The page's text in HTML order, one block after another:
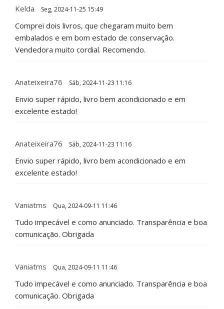
Kelda Seg, 2024-11-25 15:49
Comprei dois livros, que chegaram muito bem
embalados e em bom estado de conservação.
Vendedora muito cordial. Recomendo.
Anateixeira76 Sáb, 2024-11-23 11:16
Envio super rápido, livro bem acondicionado e em
excelente estado!
Anateixeira76 Sáb, 2024-11-23 11:16
Envio super rápido, livro bem acondicionado e em
excelente estado!
Vaniatms Qua, 2024-09-11 11:46
Tudo impecável e como anunciado. Transparência e boa
comunicação. Obrigada
Vaniatms Qua, 2024-09-11 11:46
Tudo impecável e como anunciado. Transparência e boa
comunicação. Obrigada